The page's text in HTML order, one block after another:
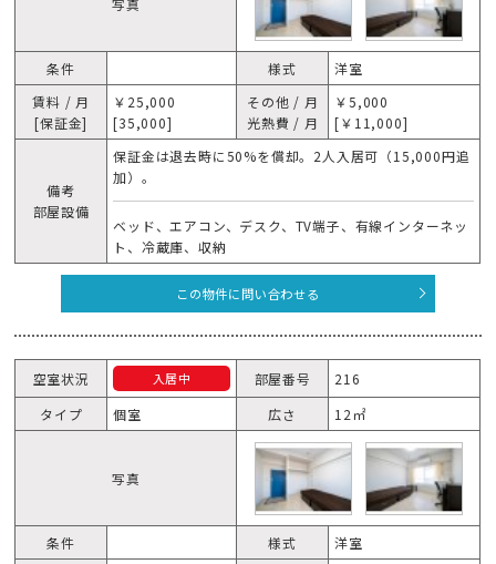
条件 様式
洋室
賃料 / 月
[保証金]
￥25,000
[35,000]
その他 / 月
光熱費 / 月
￥5,000
[￥11,000]
備考
部屋設備
保証金は退去時に50%を償却。2人入居可（15,000円追
加）。
ベッド、エアコン、デスク、TV端子、有線インターネッ
ト、冷蔵庫、収納
この物件に問い合わせる
空室状況 入居中 部屋番号
216
タイプ
個室 広さ 12㎡
写真
条件 様式
洋室